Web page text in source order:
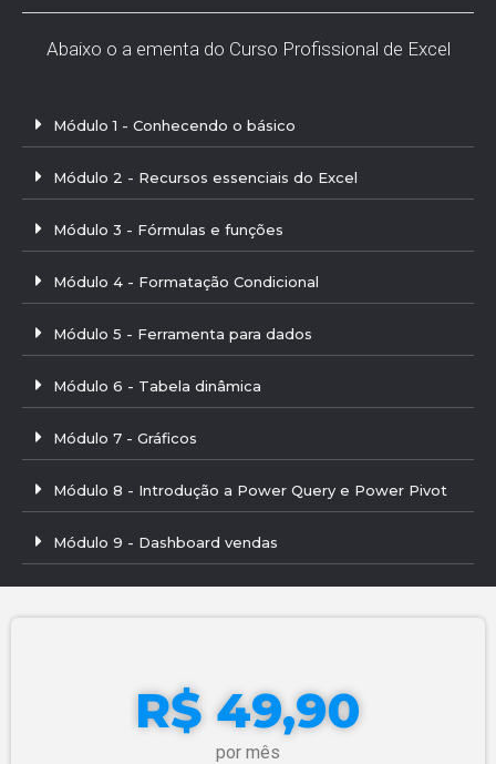
Abaixo o a ementa do Curso Profissional de Excel
Módulo 1 - Conhecendo o básico
Módulo 2 - Recursos essenciais do Excel
Módulo 3 - Fórmulas e funções
Módulo 4 - Formatação Condicional
Módulo 5 - Ferramenta para dados
Módulo 6 - Tabela dinâmica
Módulo 7 - Gráficos
Módulo 8 - Introdução a Power Query e Power Pivot
Módulo 9 - Dashboard vendas
R$ 49,90
por mês